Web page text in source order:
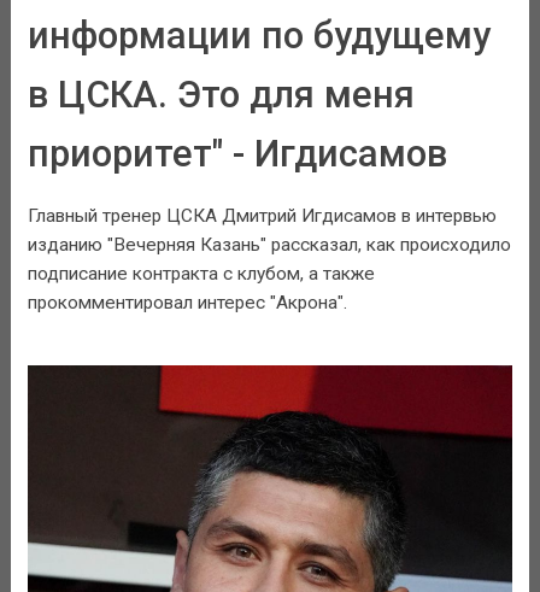
информации по будущему
в ЦСКА. Это для меня
приоритет" - Игдисамов
Главный тренер ЦСКА Дмитрий Игдисамов в интервью
изданию "Вечерняя Казань" рассказал, как происходило
подписание контракта с клубом, а также
прокомментировал интерес "Акрона".